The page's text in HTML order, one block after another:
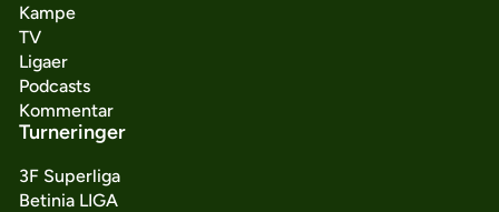
Kampe
TV
Ligaer
Podcasts
Kommentar
Turneringer
3F Superliga
Betinia LIGA